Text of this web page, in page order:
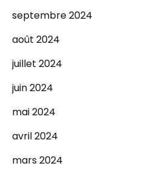
septembre 2024
août 2024
juillet 2024
juin 2024
mai 2024
avril 2024
mars 2024